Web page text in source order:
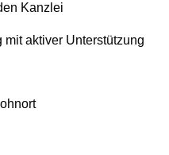
Kanzlei
aktiver Unterstützung